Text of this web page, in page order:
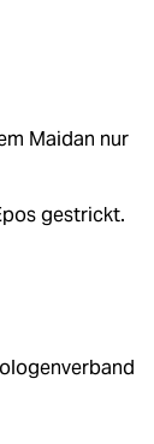
Maidan nur
gestrickt.